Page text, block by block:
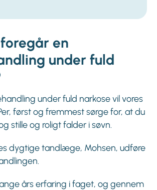
en
under fuld
under fuld narkose vil vores
først og fremmest sørge for, at du
stille og roligt falder i søvn.
dygtige tandlæge, Mohsen, udføre
års erfaring i faget, og gennem